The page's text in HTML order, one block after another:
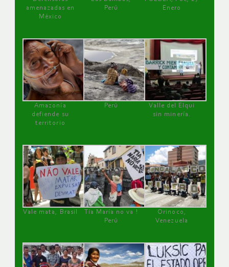
amenazadas en
México
Perú
Enero
Amazonía
defiende su
territorio
Perú
Valle del Elqui
sin minería.
Vale mata, Brasil
Tía María no va !
Perú
Orinoco,
Venezuela